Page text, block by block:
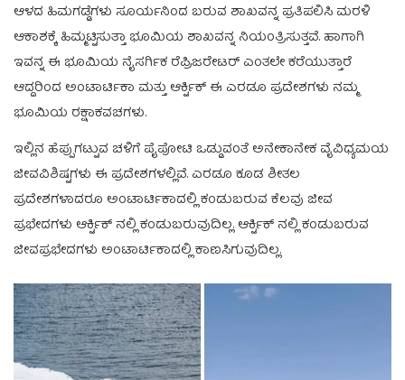
ಆಳದ ಹಿಮಗಡ್ಡೆಗಳು ಸೂರ್ಯನಿಂದ ಬರುವ ಶಾಖವನ್ನ ಪ್ರತಿಪಲಿಸಿ ಮರಳಿ
ಆಕಾಶಕ್ಕೆ ಹಿಮ್ಮಟ್ಟಿಸುತ್ತಾ ಭೂಮಿಯ ಶಾಖವನ್ನ ನಿಯಂತ್ರಿಸುತ್ತವೆ. ಹಾಗಾಗಿ
ಇವನ್ನ ಈ ಭೂಮಿಯ ನೈಸರ್ಗಿಕ ರೆಪ್ರಿಜರೇಟರ್ ಎಂತಲೇ ಕರೆಯುತ್ತಾರೆ
ಆದ್ದರಿಂದ ಅಂಟಾರ್ಟಿಕಾ ಮತ್ತು ಆರ್ಕ್ಟಿಕ್ ಈ ಎರಡೂ ಪ್ರದೇಶಗಳು ನಮ್ಮ
ಭೂಮಿಯ ರಕ್ಷಾಕವಚಗಳು.
ಇಲ್ಲಿನ ಹೆಪ್ಪುಗಟ್ಟುವ ಚಳಿಗೆ ಪೈಪೋಟಿ ಒಡ್ಡುವಂತೆ ಅನೇಕಾನೇಕ ವೈವಿಧ್ಯಮಯ
ಜೀವವಿಶಿಷ್ಟಗಳು ಈ ಪ್ರದೇಶಗಳಲ್ಲಿವೆ. ಎರಡೂ ಕೂಡ ಶೀತಲ
ಪ್ರದೇಶಗಳಾದರೂ ಅಂಟಾರ್ಟಿಕಾದಲ್ಲಿ ಕಂಡುಬರುವ ಕೆಲವು ಜೀವ
ಪ್ರಭೇದಗಳು ಆರ್ಕ್ಟಿಕ್ ನಲ್ಲಿ ಕಂಡುಬರುವುದಿಲ್ಲ. ಆರ್ಕ್ಟಿಕ್ ನಲ್ಲಿ ಕಂಡುಬರುವ
ಜೀವಪ್ರಭೇದಗಳು ಅಂಟಾರ್ಟಿಕಾದಲ್ಲಿ ಕಾಣಸಿಗುವುದಿಲ್ಲ.